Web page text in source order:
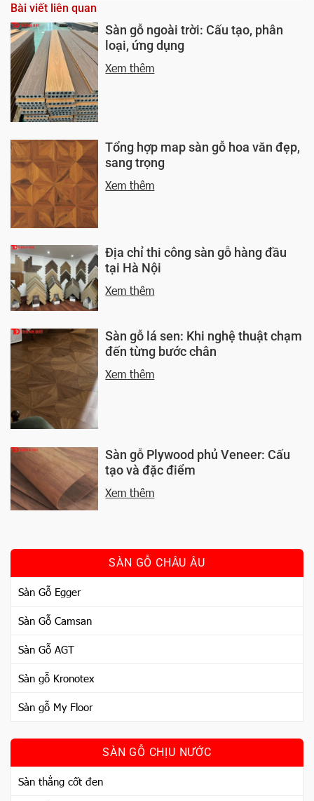
Bài viết liên quan
Sàn gỗ ngoài trời: Cấu tạo, phân
loại, ứng dụng
Xem thêm
Tổng hợp map sàn gỗ hoa văn đẹp,
sang trọng
Xem thêm
Địa chỉ thi công sàn gỗ hàng đầu
tại Hà Nội
Xem thêm
Sàn gỗ lá sen: Khi nghệ thuật chạm
đến từng bước chân
Xem thêm
Sàn gỗ Plywood phủ Veneer: Cấu
tạo và đặc điểm
Xem thêm
SÀN GỖ CHÂU ÂU
Sàn Gỗ Egger
Sàn Gỗ Camsan
Sàn Gỗ AGT
Sàn gỗ Kronotex
Sàn gỗ My Floor
SÀN GỖ CHỊU NƯỚC
Sàn thẳng cốt đen